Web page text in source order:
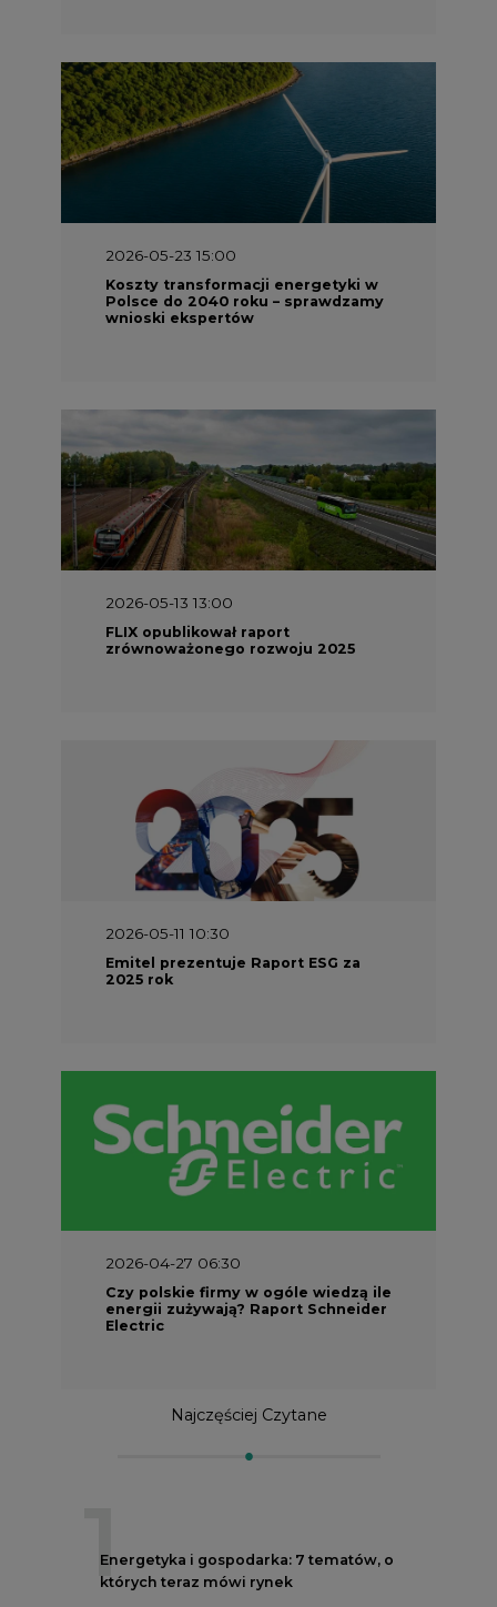
2026-05-23 15:00
Koszty transformacji energetyki w
Polsce do 2040 roku – sprawdzamy
wnioski ekspertów
2026-05-13 13:00
FLIX opublikował raport
zrównoważonego rozwoju 2025
2026-05-11 10:30
Emitel prezentuje Raport ESG za
2025 rok
2026-04-27 06:30
Czy polskie firmy w ogóle wiedzą ile
energii zużywają? Raport Schneider
Electric
Najczęściej Czytane
1
Energetyka i gospodarka: 7 tematów, o
których teraz mówi rynek